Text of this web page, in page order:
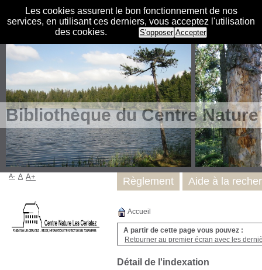
Les cookies assurent le bon fonctionnement de nos
services, en utilisant ces derniers, vous acceptez l'utilisation
des cookies.
S'opposer Accepter
Bibliothèque du Centre
Accueil
A partir de cette page vous pouvez :
Retourner au premier écran avec les
Détail de l'indexation
Règlement Aide à la
A- A A+